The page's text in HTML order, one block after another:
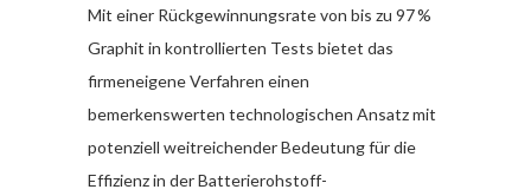
Mit einer Rückgewinnungsrate von bis zu 97 %
Graphit in kontrollierten Tests bietet das
firmeneigene Verfahren einen
bemerkenswerten technologischen Ansatz mit
potenziell weitreichender Bedeutung für die
Effizienz in der Batterierohstoff-